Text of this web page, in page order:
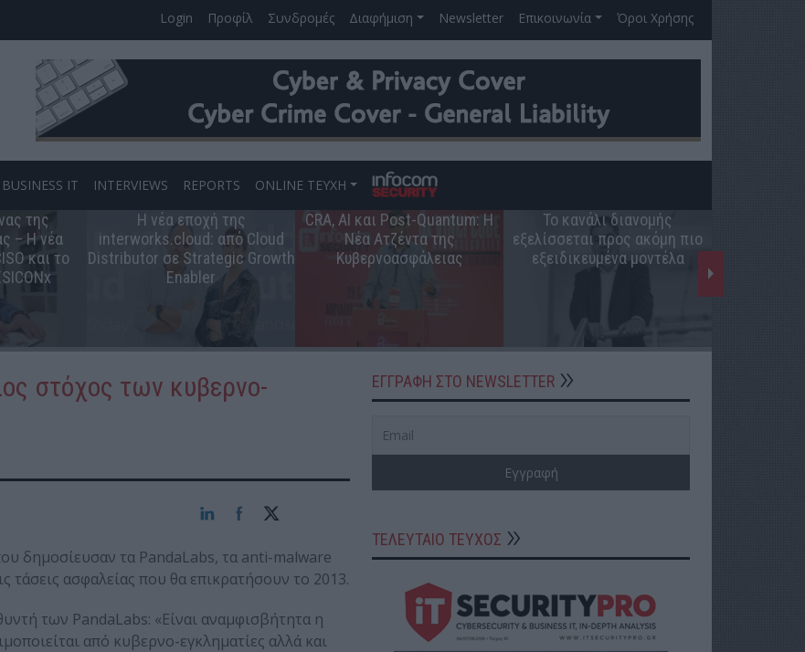
Login Προφίλ Συνδρομές Διαφήμιση Newsletter Επικοινωνία Όροι Χρήσης
BUSINESS IT INTERVIEWS REPORTS ONLINE ΤΕΥΧΗ
της
– Η νέα
και το
Η νέα εποχή της
interworks.cloud: από Cloud
Distributor σε Strategic Growth
Enabler
CRA, AI και Post-Quantum: Η
Νέα Ατζέντα της
Κυβερνοασφάλειας
Το κανάλι διανομής
εξελίσσεται προς ακόμη πιο
εξειδικευμένα μοντέλα
στόχος των κυβερνο-
δημοσίευσαν τα PandaLabs, τα anti-malware
τάσεις ασφαλείας που θα επικρατήσουν το 2013.
των PandaLabs: «Είναι αναμφισβήτητα η
από κυβερνο-εγκληματίες αλλά και
ΕΓΓΡΑΦΗ ΣΤΟ NEWSLETTER
ΤΕΛΕΥΤΑΙΟ ΤΕΥΧΟΣ